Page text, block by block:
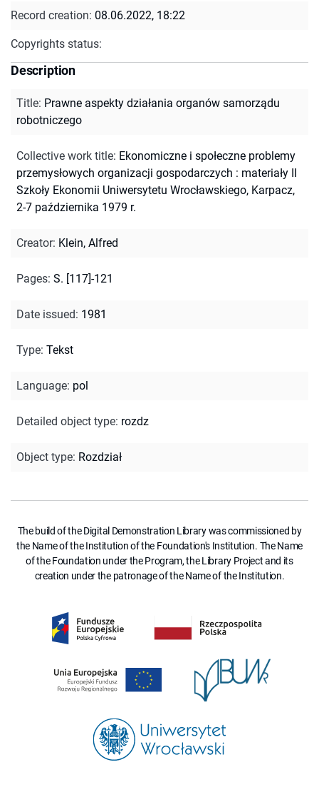
Record creation: 08.06.2022, 18:22
Copyrights status:
Description
Title: Prawne aspekty działania organów samorządu
robotniczego
Collective work title: Ekonomiczne i społeczne problemy
przemysłowych organizacji gospodarczych : materiały II
Szkoły Ekonomii Uniwersytetu Wrocławskiego, Karpacz,
2-7 października 1979 r.
Creator: Klein, Alfred
Pages: S. [117]-121
Date issued: 1981
Type: Tekst
Language: pol
Detailed object type: rozdz
Object type: Rozdział
The build of the Digital Demonstration Library was commissioned by
the Name of the Institution of the Foundation's Institution. The Name
of the Foundation under the Program, the Library Project and its
creation under the patronage of the Name of the Institution.